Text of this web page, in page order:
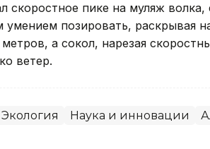
скоростное пике на муляж
позировать, раскрывая
а сокол, нарезая
ветер.
Экология Наука и инновации